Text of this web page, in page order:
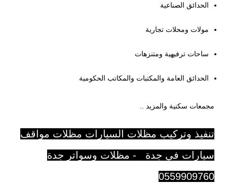
الحدائق الصناعية
مولات ومحلات تجارية
ساحات ترفيهية ومتنزهات
الحدائق العامة والمكتبات والمكاتب الحكومية
مجمعات سكنية والمزيد ..
تنفيذ وتركيب مظلات السيارات مظلات مواقف
سيارات في جدة - مظلات وسواتر جدة
0559909760